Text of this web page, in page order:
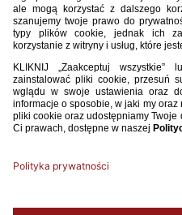
U-19: POWOŁANIA NA
Na turniej kwalifikacyjny do
w ramach którego rozegrane
(12.11.2025, 11:00, Katania),
Włochami (18.11.2025, 15:00,
następujący zawodnicy: